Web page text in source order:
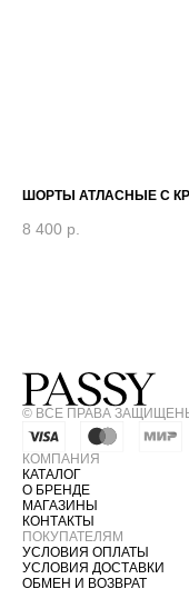
ШОРТЫ АТЛАСНЫЕ С
8 400 р.
© ВСЕ ПРАВА
КОМПАНИЯ
КАТАЛОГ
О БРЕНДЕ
МАГАЗИНЫ
КОНТАКТЫ
ПОКУПАТЕЛЯМ
УСЛОВИЯ ОПЛАТЫ
УСЛОВИЯ ДОСТАВКИ
ОБМЕН И ВОЗВРАТ